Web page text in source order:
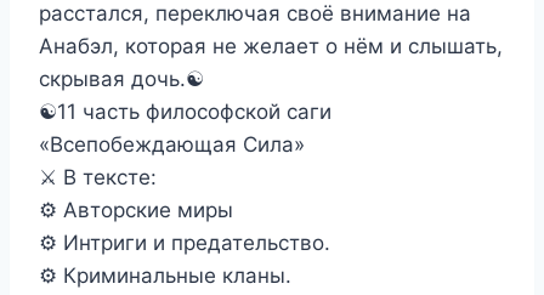
расстался, переключая своё внимание на
Анабэл, которая не желает о нём и слышать,
скрывая дочь.☯︎
☯︎︎11 часть философской саги
«Всепобеждающая Сила»
⚔︎ В тексте:
⚙︎ ︎Авторские миры
⚙︎︎ Интриги и предательство.
⚙︎ ︎Криминальные кланы.